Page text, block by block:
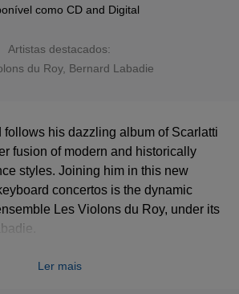
como CD and Digital
Artistas destacados:
du Roy, Bernard Labadie
his dazzling album of Scarlatti
fusion of modern and historically
styles. Joining him in this new
concertos is the dynamic
Les Violons du Roy, under its
leads the current generation of pianists
Ler mais